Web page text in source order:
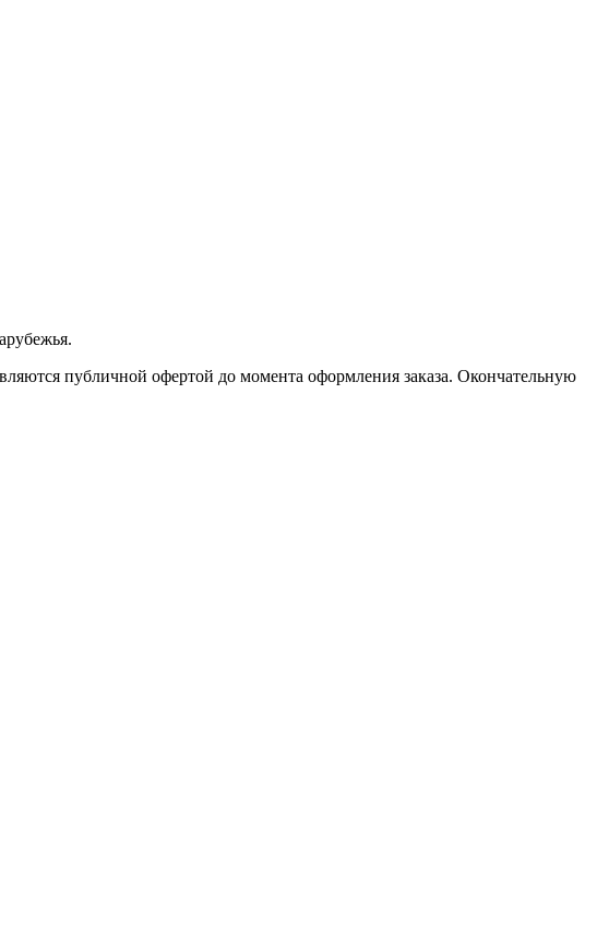
публичной офертой до момента оформления заказа. Окончательную